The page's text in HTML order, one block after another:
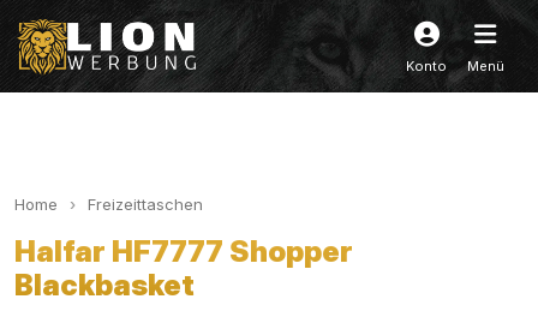
Konto Menü
Home Freizeittaschen
Halfar HF7777 Shopper
Blackbasket